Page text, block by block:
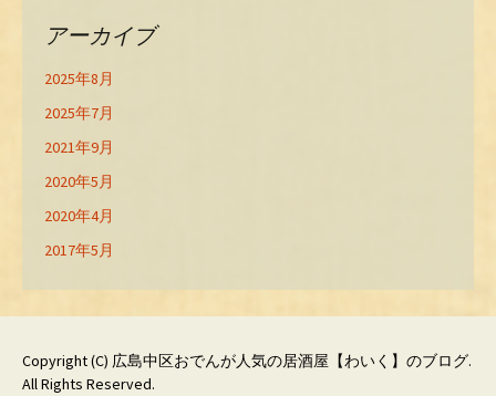
アーカイブ
2025年8月
2025年7月
2021年9月
2020年5月
2020年4月
2017年5月
Copyright (C) 広島中区おでんが人気の居酒屋【わいく】のブログ.
All Rights Reserved.